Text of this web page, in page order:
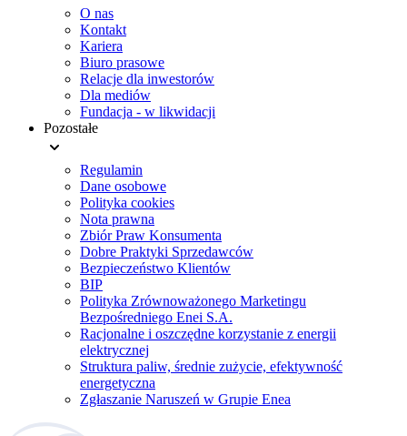
O nas
Kontakt
Kariera
Biuro prasowe
Relacje dla inwestorów
Dla mediów
Fundacja - w likwidacji
Pozostałe
Regulamin
Dane osobowe
Polityka cookies
Nota prawna
Zbiór Praw Konsumenta
Dobre Praktyki Sprzedawców
Bezpieczeństwo Klientów
BIP
Polityka Zrównoważonego Marketingu
Bezpośredniego Enei S.A.
Racjonalne i oszczędne korzystanie z energii
elektrycznej
Struktura paliw, średnie zużycie, efektywność
energetyczna
Zgłaszanie Naruszeń w Grupie Enea